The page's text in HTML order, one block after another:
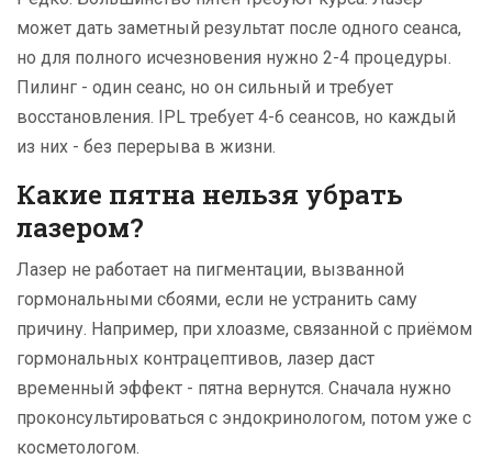
может дать заметный результат после одного сеанса,
но для полного исчезновения нужно 2-4 процедуры.
Пилинг - один сеанс, но он сильный и требует
восстановления. IPL требует 4-6 сеансов, но каждый
из них - без перерыва в жизни.
Какие пятна нельзя убрать
лазером?
Лазер не работает на пигментации, вызванной
гормональными сбоями, если не устранить саму
причину. Например, при хлоазме, связанной с приёмом
гормональных контрацептивов, лазер даст
временный эффект - пятна вернутся. Сначала нужно
проконсультироваться с эндокринологом, потом уже с
косметологом.